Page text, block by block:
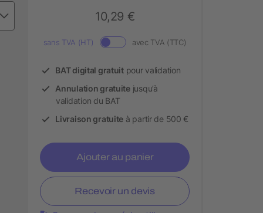
10,29 €
sans TVA (HT) avec TVA (TTC)
BAT digital gratuitpour validation
Annulation gratuitejusqu’à
validation du BAT
Livraison gratuite à partir de 500 €
Ajouter au panier
Recevoir un devis